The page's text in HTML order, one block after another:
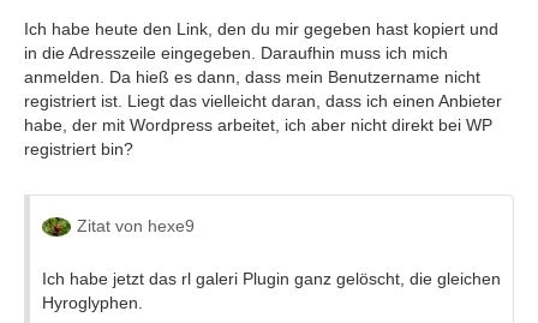
Ich habe heute den Link, den du mir gegeben hast kopiert und
in die Adresszeile eingegeben. Daraufhin muss ich mich
anmelden. Da hieß es dann, dass mein Benutzername nicht
registriert ist. Liegt das vielleicht daran, dass ich einen Anbieter
habe, der mit Wordpress arbeitet, ich aber nicht direkt bei WP
registriert bin?
Zitat von hexe9
Ich habe jetzt das rl galeri Plugin ganz gelöscht, die gleichen
Hyroglyphen.